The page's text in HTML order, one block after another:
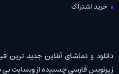
خرید اشتراک
دانلود و تماشای آنلاین جدید ترین
زیرنویس فارسی چسبیده از وبسایت